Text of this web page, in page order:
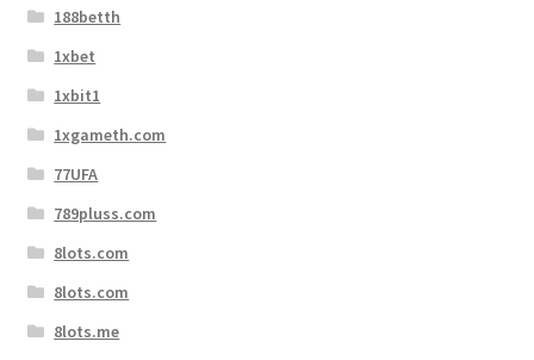
188betth
1xbet
1xbit1
1xgameth.com
77UFA
789pluss.com
8lots.com
8lots.com
8lots.me